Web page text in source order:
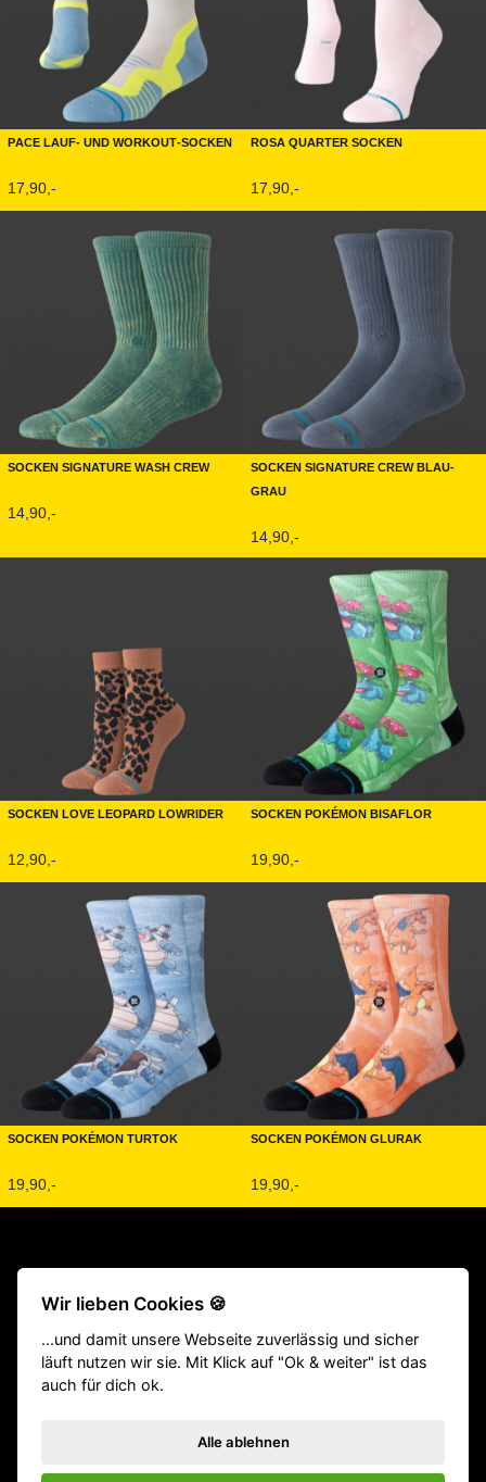
Pace Lauf- und Workout-Socken
17,90,-
Rosa Quarter Socken
17,90,-
Socken Signature Wash Crew
14,90,-
Socken Signature Crew Blau-
Grau
14,90,-
Socken Love Leopard Lowrider
12,90,-
Socken Pokémon Bisaflor
19,90,-
Socken Pokémon Turtok
19,90,-
Socken Pokémon Glurak
19,90,-
Fitness Geräte|Klimmzugstangen
Gewichtsweste|Homegym|Gewichthebergürtel |Springseile
|Hyrox Equipment|ATHX Equipment
VERTRAG WIDERRUFENImpressum
Rücksendung
GYM Produktkatalog (PDF)
Kontakt
Wir lieben Cookies 🍪
...und damit unsere Webseite zuverlässig und sicher
läuft nutzen wir sie. Mit Klick auf "Ok & weiter" ist das
auch für dich ok.
Alle ablehnen